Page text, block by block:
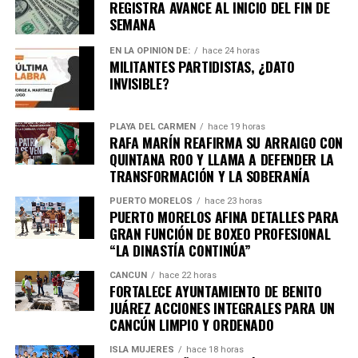
primeros pobladores de la Isla fueron familias que
llegaron del centro del territorio pues huían de la influencia
de la Guerra Social Maya que inició en 1847; tres años
después, un 17 de agosto de 1850, las primeras personas
cruzaban el canal de la zona continental hacia la isla, con el
sueño de no ser alcanzados por este conflicto. Al mismo
tiempo, otras familias decidieron irse a Holbox por el
mismo motivo; desde entonces, la relación familiar que
existe entre ambas ínsulas, es de cercanía.
Debo destacar, que, en estos cinco años del gobierno de
Atenea Gómez Ricalde, la transformación de Isla Mujeres
es una realidad. Al tiempo…
Recibe las noticias al instante
Únete al canal oficial de WhatsApp de
REGISTRA AVANCE AL INICIO DEL FIN DE
SEMANA
EN LA OPINIÓN DE: hace 24 horas
MILITANTES PARTIDISTAS, ¿DATO
INVISIBLE?
PLAYA DEL CARMEN hace 19 horas
RAFA MARÍN REAFIRMA SU ARRAIGO CON
QUINTANA ROO Y LLAMA A DEFENDER LA
TRANSFORMACIÓN Y LA SOBERANÍA
PUERTO MORELOS hace 23 horas
PUERTO MORELOS AFINA DETALLES PARA
GRAN FUNCIÓN DE BOXEO PROFESIONAL
“LA DINASTÍA CONTINÚA”
CANCÚN hace 22 horas
FORTALECE AYUNTAMIENTO DE BENITO
JUÁREZ ACCIONES INTEGRALES PARA UN
CANCÚN LIMPIO Y ORDENADO
ISLA MUJERES hace 18 horas